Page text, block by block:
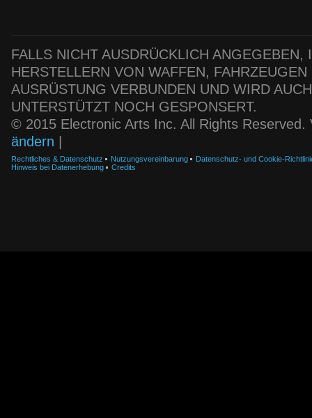
FALLS NICHT AUSDRÜCKLICH
HERSTELLERN VON WAFFEN,
AUSRÜSTUNG VERBUNDEN UND WIRD
UNTERSTÜTZT NOCH GESPONSERT.
© 2015 Electronic Arts Inc. All Rights
ändern
Rechtliches & Datenschutz Nutzungsvereinbarung
Datenschutz- und Cookie-
Hinweis bei Datenerhebung
Credits